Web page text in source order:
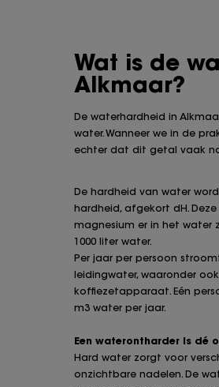
Wat is de
Alkmaar?
De waterhardheid in
water. Wanneer we in de
echter dat dit getal vaak
De hardheid van water
hardheid, afgekort dH.
magnesium er in het water
1000 liter water.
Per jaar per persoon
leidingwater, waaronder
koffiezetapparaat. Eén
m3 water per jaar.
Een waterontharder is dé
Hard water zorgt voor
onzichtbare nadelen. De